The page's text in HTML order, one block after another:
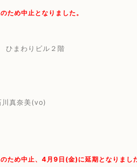
ため中止となりました。
まわりビル２階
真奈美(vo)
ため中止、4月9日(金)に延期となりまし